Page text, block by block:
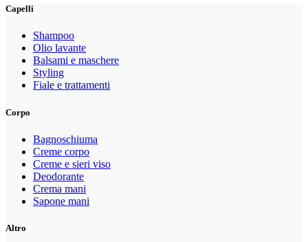
Capelli
Shampoo
Olio lavante
Balsami e maschere
Styling
Fiale e trattamenti
Corpo
Bagnoschiuma
Creme corpo
Creme e sieri viso
Deodorante
Crema mani
Sapone mani
Altro